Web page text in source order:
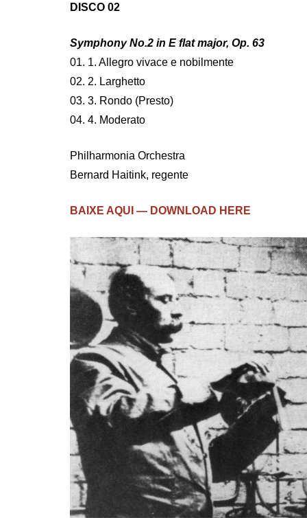
DISCO 02
Symphony No.2 in E flat major, Op. 63
01. 1. Allegro vivace e nobilmente
02. 2. Larghetto
03. 3. Rondo (Presto)
04. 4. Moderato
Philharmonia Orchestra
Bernard Haitink, regente
BAIXE AQUI — DOWNLOAD HERE